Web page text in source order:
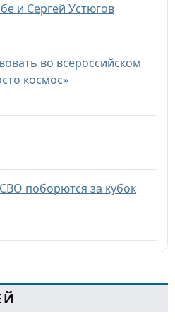
и Сергей Устюгов
во всероссийском
космос»
поборются за кубок